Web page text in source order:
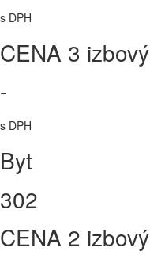
s DPH
CENA 3 izbový
-
s DPH
Byt
302
CENA 2 izbový